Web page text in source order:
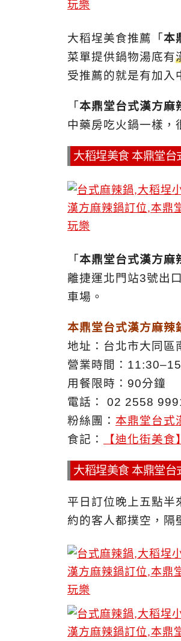
大稻埕美食推薦「 本
菜單提供鍋物湯底有
受推薦的就是有加入
「 本鼎堂台式漢方麻
中藥房吃火鍋一樣，
大稻埕美食 本鼎堂台
「 本鼎堂台式漢方麻
離捷運北門站3號出
車場。
本鼎堂台式漢方麻辣
地址：台北市大同區
營業時間：
用餐限時：90分鐘
電話： 02 2558
粉絲團： 本鼎堂台式
食記：
【迪化街美
大稻埕美食 本鼎堂台
平日訂位晚上五點半
約的客人都撲空，隔